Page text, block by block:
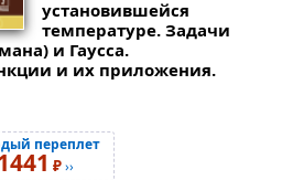
установившейся
температуре. Задачи
и Гаусса.
и их приложения.
переплет
₽››